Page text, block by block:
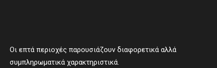
Οι επτά περιοχές παρουσιάζουν διαφορετικά αλλά
συμπληρωματικά χαρακτηριστικά.